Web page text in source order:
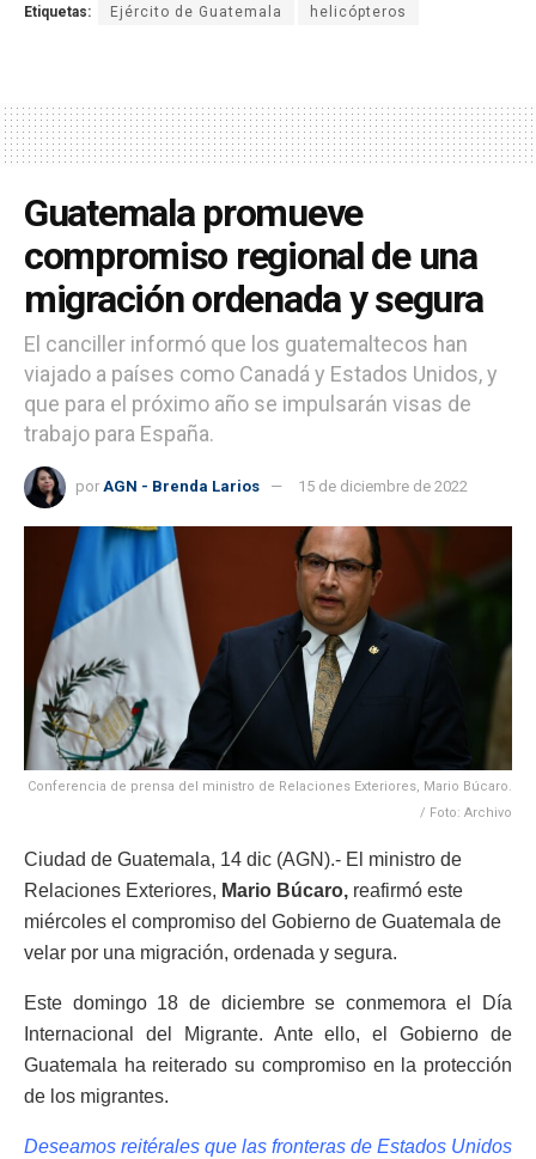
Etiquetas: Ejército de Guatemala helicópteros
Guatemala promueve
compromiso regional de una
migración ordenada y segura
El canciller informó que los guatemaltecos han
viajado a países como Canadá y Estados Unidos, y
que para el próximo año se impulsarán visas de
trabajo para España.
por AGN - Brenda Larios 15 de diciembre de 2022
Conferencia de prensa del ministro de Relaciones Exteriores, Mario Búcaro.
/ Foto: Archivo
Ciudad de Guatemala, 14 dic (AGN).- El ministro de
Relaciones Exteriores, Mario Búcaro, reafirmó este
miércoles el compromiso del Gobierno de Guatemala de
velar por una migración, ordenada y segura.
Este domingo 18 de diciembre se conmemora el Día
Internacional del Migrante. Ante ello, el Gobierno de
Guatemala ha reiterado su compromiso en la protección
de los migrantes.
Deseamos reitérales que las fronteras de Estados Unidos